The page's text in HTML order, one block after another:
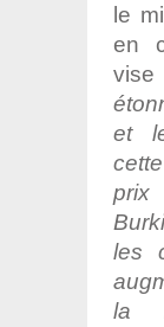
le
en
et
prix
les
la